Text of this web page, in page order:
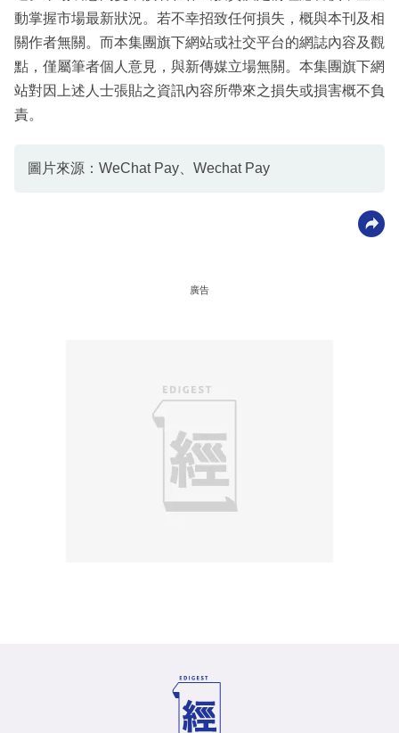
動掌握市場最新狀況。若不幸招致任何損失，概與本刊及相
關作者無關。而本集團旗下網站或社交平台的網誌內容及觀
點，僅屬筆者個人意見，與新傳媒立場無關。本集團旗下網
站對因上述人士張貼之資訊內容所帶來之損失或損害概不負
責。
圖片來源：WeChat Pay、Wechat Pay
廣告